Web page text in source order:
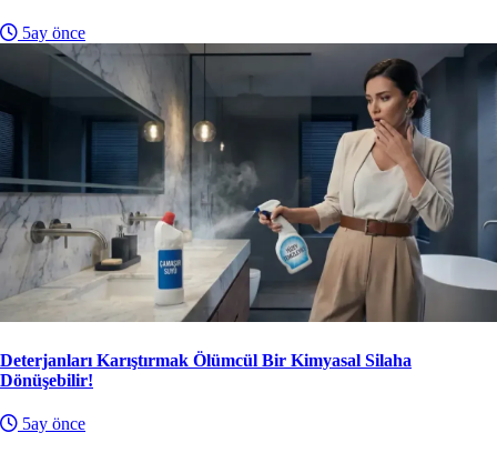
5ay önce
Deterjanları Karıştırmak Ölümcül Bir Kimyasal Silaha
Dönüşebilir!
5ay önce